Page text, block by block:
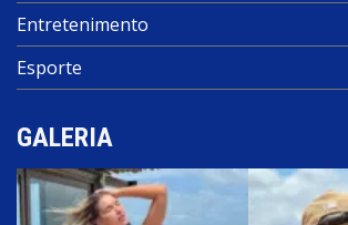
Entretenimento
Esporte
GALERIA